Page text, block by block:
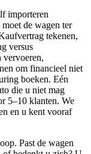
importeren
de wagen ter
tekenen,
versus
vervoeren,
om financieel niet
boeken. Eén
die u niet mag
5–10 klanten. We
en u kent vooraf
Past de wagen